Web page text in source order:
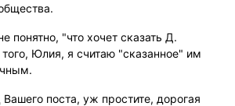
понятно, "что хочет сказать Д.
Юлия, я считаю "сказанное" им
поста, уж простите, дорогая